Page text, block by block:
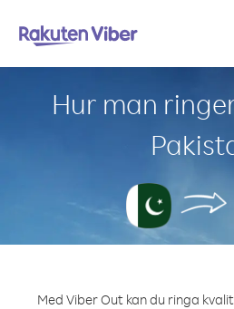
Hur man
Med Viber Out kan du ringa